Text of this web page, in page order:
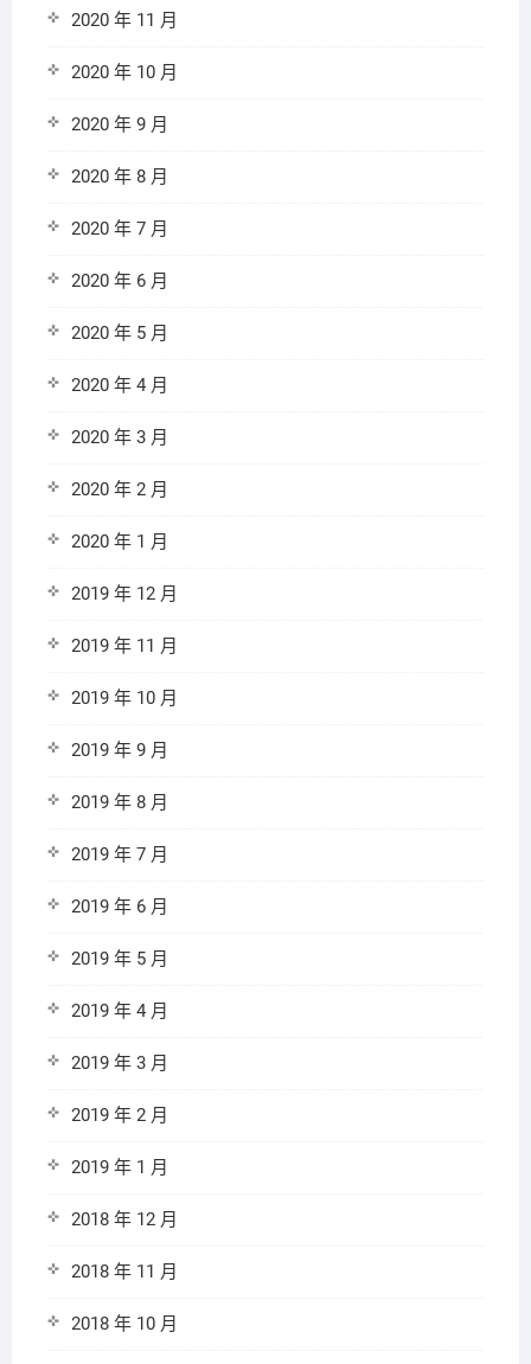
2020 年 11 月
2020 年 10 月
2020 年 9 月
2020 年 8 月
2020 年 7 月
2020 年 6 月
2020 年 5 月
2020 年 4 月
2020 年 3 月
2020 年 2 月
2020 年 1 月
2019 年 12 月
2019 年 11 月
2019 年 10 月
2019 年 9 月
2019 年 8 月
2019 年 7 月
2019 年 6 月
2019 年 5 月
2019 年 4 月
2019 年 3 月
2019 年 2 月
2019 年 1 月
2018 年 12 月
2018 年 11 月
2018 年 10 月